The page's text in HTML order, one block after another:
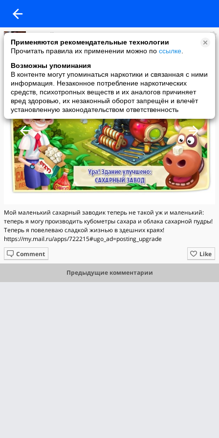
Применяются рекомендательные технологии
Прочитать правила их применении можно по ссылке
Возможны упоминания
В контенте могут упоминаться наркотики и связанная с ними
информация. Незаконное потребление наркотических
средств, психотропных веществ и их аналогов причиняет
вред здоровью, их незаконный оборот запрещён и влечёт
установленную законодательством ответственность
алексей кондратьев
added a photo
06 Jun в 19:59
Мой маленький сахарный заводик теперь не такой уж и маленький:
теперь я могу производить кубометры сахара и облака сахарной пудры!
Теперь я повелеваю сладкой жизнью в здешних краях!
https://my.mail.ru/apps/722215#ugo_ad=posting_upgrade
Like
Comment
Предыдущие комментарии